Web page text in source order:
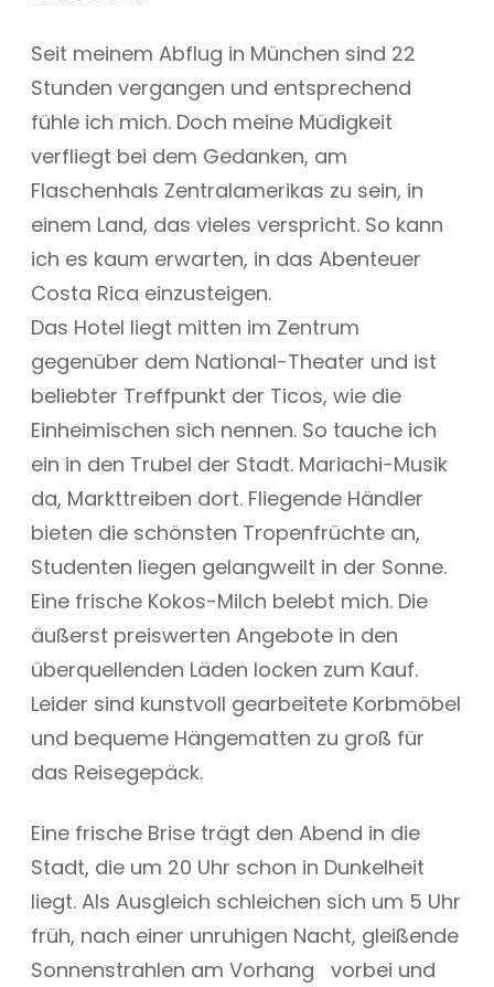
Seit meinem Abflug in München sind 22
Stunden vergangen und entsprechend
fühle ich mich. Doch meine Müdigkeit
verfliegt bei dem Gedanken, am
Flaschenhals Zentralamerikas zu sein, in
einem Land, das vieles verspricht. So kann
ich es kaum erwarten, in das Abenteuer
Costa Rica einzusteigen.
Das Hotel liegt mitten im Zentrum
gegenüber dem National-Theater und ist
beliebter Treffpunkt der Ticos, wie die
Einheimischen sich nennen. So tauche ich
ein in den Trubel der Stadt. Mariachi-Musik
da, Markttreiben dort. Fliegende Händler
bieten die schönsten Tropenfrüchte an,
Studenten liegen gelangweilt in der Sonne.
Eine frische Kokos-Milch belebt mich. Die
äußerst preiswerten Angebote in den
überquellenden Läden locken zum Kauf.
Leider sind kunstvoll gearbeitete Korbmöbel
und bequeme Hängematten zu groß für
das Reisegepäck.
Eine frische Brise trägt den Abend in die
Stadt, die um 20 Uhr schon in Dunkelheit
liegt. Als Ausgleich schleichen sich um 5 Uhr
früh, nach einer unruhigen Nacht, gleißende
Sonnenstrahlen am Vorhang vorbei und